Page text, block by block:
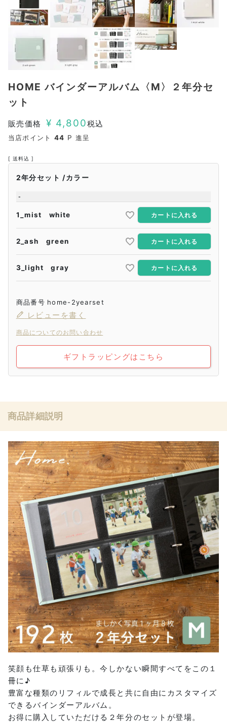
HOME バインダーアルバム〈M〉２年分セ
ット
販売価格 ¥ 4,800税込
当店ポイント 44 P 進呈
送料込
2年分セット カラー
-
1_mist white カートに入れる
2_ash green カートに入れる
3_light gray カートに入れる
商品番号 home-2yearset
レビューを書く
商品についてのお問い合わせ
ギフトラッピングはこちら
商品詳細説明
笑顔も仕草も頑張りも。今しかない瞬間すべてをこの１
冊に♪
豊富な種類のリフィルで成長と共に自由にカスタマイズ
できるバインダーアルバム。
お得に購入していただける２年分のセットが登場。